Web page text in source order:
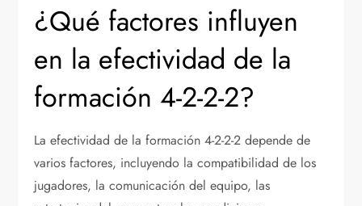
¿Qué factores influyen
en la efectividad de la
formación 4-2-2-2?
La efectividad de la formación 4-2-2-2 depende de
varios factores, incluyendo la compatibilidad de los
jugadores, la comunicación del equipo, las